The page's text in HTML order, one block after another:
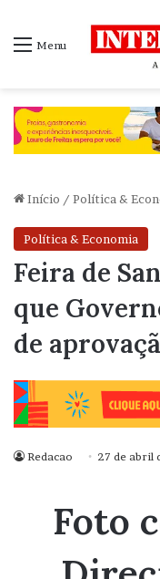
Menu
Início / Política &
Política & Economia
Feira de
que
de
Redacao 27 de abril
Foto